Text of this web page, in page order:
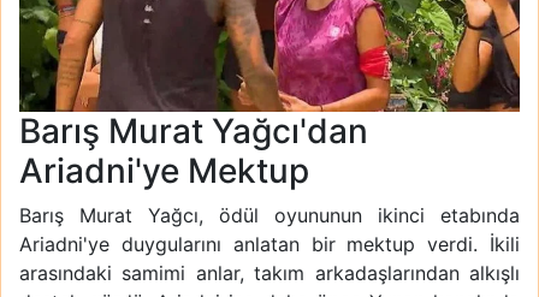
Barış Murat Yağcı'dan
Ariadni'ye Mektup
Barış Murat Yağcı, ödül oyununun ikinci etabında
Ariadni'ye duygularını anlatan bir mektup verdi. İkili
arasındaki samimi anlar, takım arkadaşlarından alkışlı